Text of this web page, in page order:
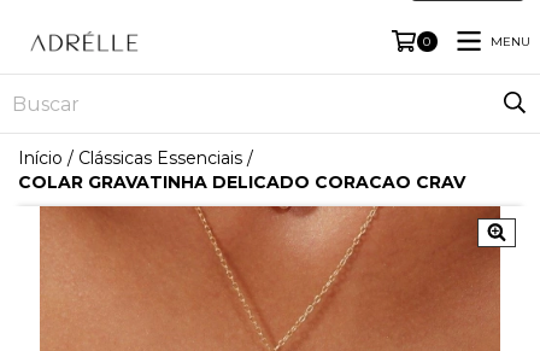
0 MENU
Início / Clássicas Essenciais /
COLAR GRAVATINHA DELICADO CORACAO CRAV